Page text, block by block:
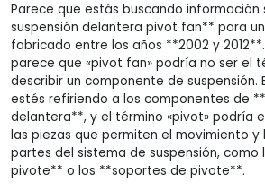
Parece que estás buscando
suspensión delantera pivot fan** para
fabricado entre los años **2002 y
parece que «pivot fan» podría no ser el
describir un componente de suspensión.
estés refiriendo a los componentes de
delantera**, y el término «pivot» podría
las piezas que permiten el movimiento y
partes del sistema de suspensión, como
pivote** o los **soportes de pivote**.